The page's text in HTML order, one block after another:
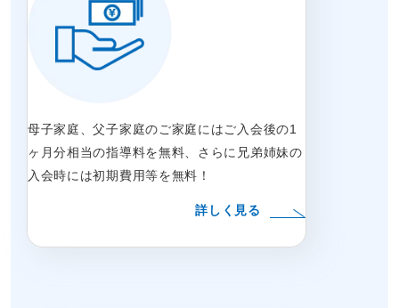
母子家庭、父子家庭のご家庭にはご入会後の1
ヶ月分相当の指導料を無料、さらに兄弟姉妹の
入会時には初期費用等を無料！
詳しく見る